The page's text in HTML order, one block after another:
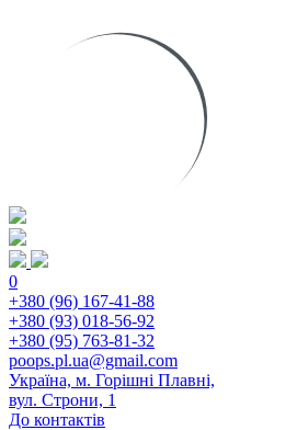
0
+380 (96) 167-41-88
+380 (93) 018-56-92
+380 (95) 763-81-32
poops.pl.ua@gmail.com
Україна, м. Горішні Плавні,
вул. Строни, 1
До контактів